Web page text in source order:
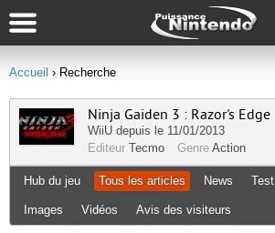
Accueil › Recherche
Ninja Gaiden 3 : Razor's Edge
WiiU depuis le 11/01/2013
Editeur Tecmo Genre Action
Hub du jeu Tous les articles News Test
Images Vidéos Avis des visiteurs